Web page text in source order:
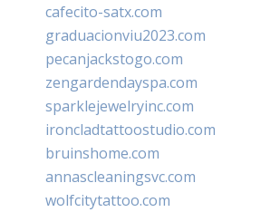
cafecito-satx.com
graduacionviu2023.com
pecanjackstogo.com
zengardendayspa.com
sparklejewelryinc.com
ironcladtattoostudio.com
bruinshome.com
annascleaningsvc.com
wolfcitytattoo.com